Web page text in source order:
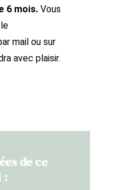
6 mois.Vous
mail ou sur
avec plaisir.
de ce
: